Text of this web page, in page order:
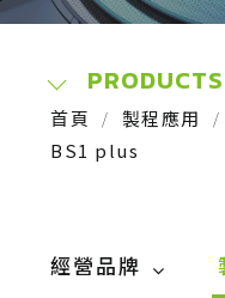
PRODUCTS
首頁 製程應用
BS1 plus
經營品牌